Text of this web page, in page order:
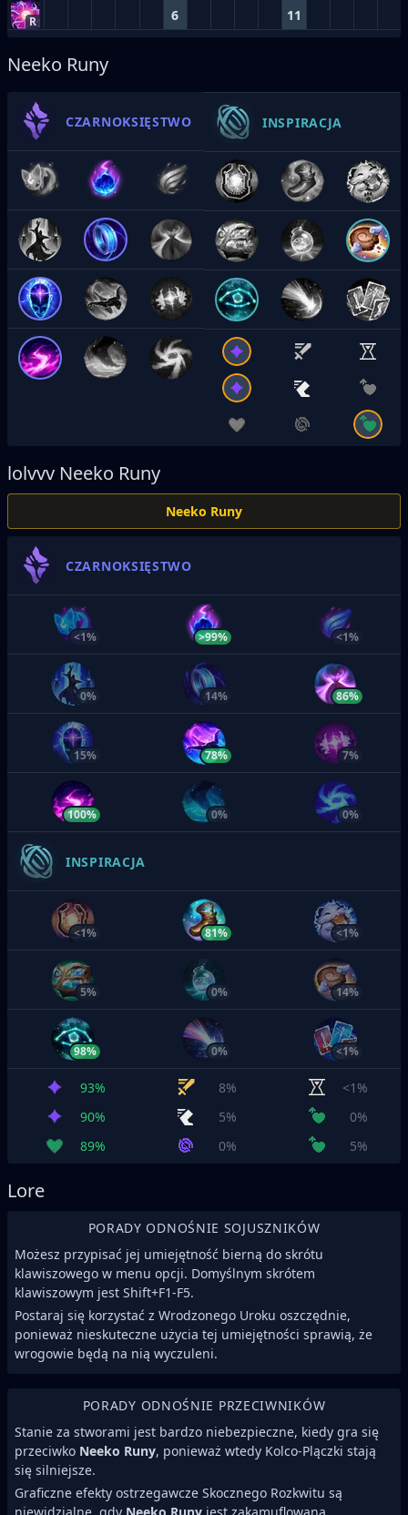
R 6 11
Neeko Runy
CZARNOKSIĘSTWO INSPIRACJA
lolvvv Neeko Runy
Neeko Runy
CZARNOKSIĘSTWO
<1% >99% <1%
0% 14% 86%
15% 78% 7%
100% 0% 0%
INSPIRACJA
<1% 81% <1%
5% 0% 14%
98% 0% <1%
93% 8%
<1%
90%
5%
0%
89%
0% 5%
Lore
PORADY ODNOŚNIE SOJUSZNIKÓW
Możesz przypisać jej umiejętność bierną do skrótu
klawiszowego w menu opcji. Domyślnym skrótem
klawiszowym jest Shift+F1-F5.
Postaraj się korzystać z Wrodzonego Uroku oszczędnie,
ponieważ nieskuteczne użycia tej umiejętności sprawią, że
wrogowie będą na nią wyczuleni.
PORADY ODNOŚNIE PRZECIWNIKÓW
Stanie za stworami jest bardzo niebezpieczne, kiedy gra się
przeciwko Neeko Runy, ponieważ wtedy Kolco-Plączki stają
się silniejsze.
Graficzne efekty ostrzegawcze Skocznego Rozkwitu są